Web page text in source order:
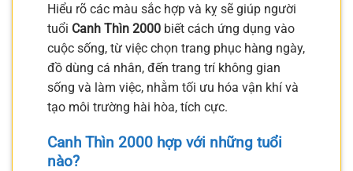
Hiểu rõ các màu sắc hợp và kỵ sẽ giúp người
tuổi Canh Thìn 2000 biết cách ứng dụng vào
cuộc sống, từ việc chọn trang phục hàng ngày,
đồ dùng cá nhân, đến trang trí không gian
sống và làm việc, nhằm tối ưu hóa vận khí và
tạo môi trường hài hòa, tích cực.
Canh Thìn 2000 hợp với những tuổi
nào?